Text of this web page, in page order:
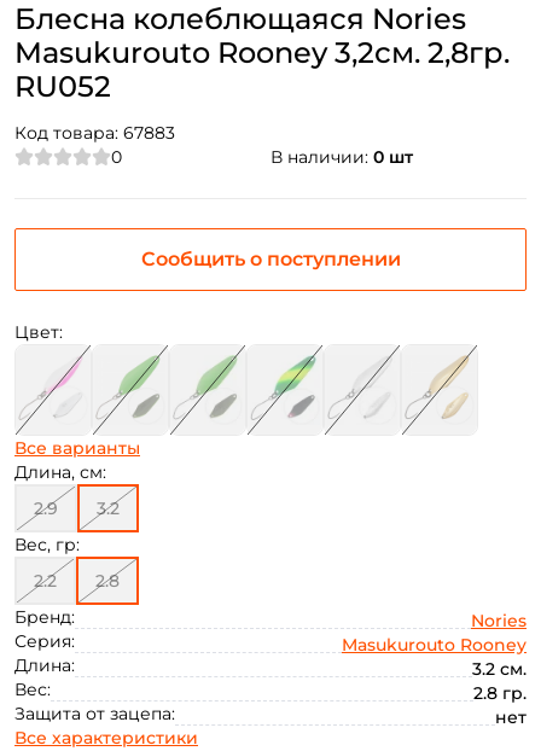
Блесна колеблющаяся Nories
Masukurouto Rooney 3,2см. 2,8гр.
RU052
Код товара: 67883
0
В наличии: 0 шт
Цвет:
Все варианты
Длина, см:
2.9
3.2
Вес, гр:
2.2
2.8
Бренд:
Nories
Серия:
Masukurouto Rooney
Длина:
3.2 см.
Вес:
2.8 гр.
Защита от зацепа:
нет
Все характеристики
Сообщить о поступлении